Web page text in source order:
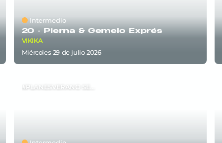
Intermedio
20 · Pierna & Gemelo Exprés
VIKIKA
miércoles 29 de julio 2026